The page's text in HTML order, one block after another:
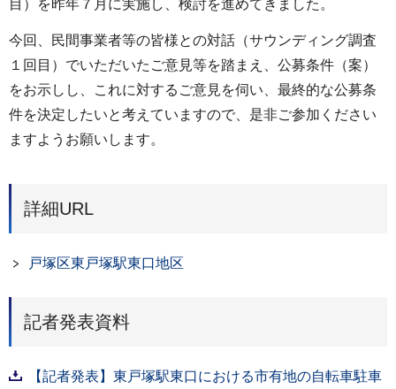
目）を昨年７月に実施し、検討を進めてきました。
今回、民間事業者等の皆様との対話（サウンディング調査
１回目）でいただいたご意見等を踏まえ、公募条件（案）
をお示しし、これに対するご意見を伺い、最終的な公募条
件を決定したいと考えていますので、是非ご参加ください
ますようお願いします。
詳細URL
戸塚区東戸塚駅東口地区
記者発表資料
【記者発表】東戸塚駅東口における市有地の自転車駐車